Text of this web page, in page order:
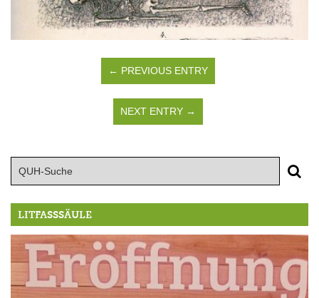
← PREVIOUS ENTRY
NEXT ENTRY →
LITFASSSÄULE